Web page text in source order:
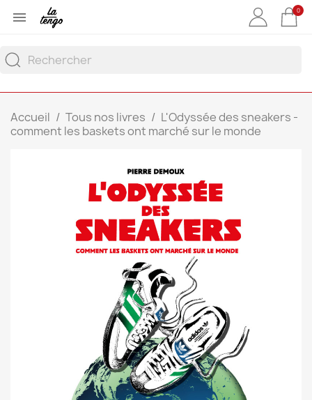
 0
Accueil Tous nos livres
L'Odyssée des sneakers -
comment les baskets ont marché sur le monde